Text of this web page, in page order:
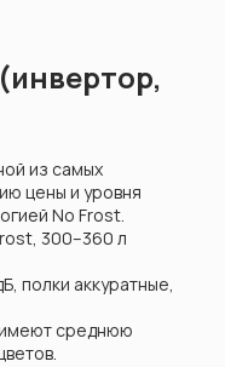
из самых
цены и уровня
No Frost.
300–360 л
полки аккуратные,
среднюю